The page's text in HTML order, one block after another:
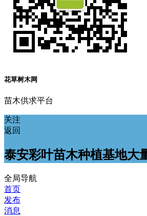
花草树木网
苗木供求平台
关注
返回
泰安彩叶苗木种植基地大
全局导航
首页
发布
消息